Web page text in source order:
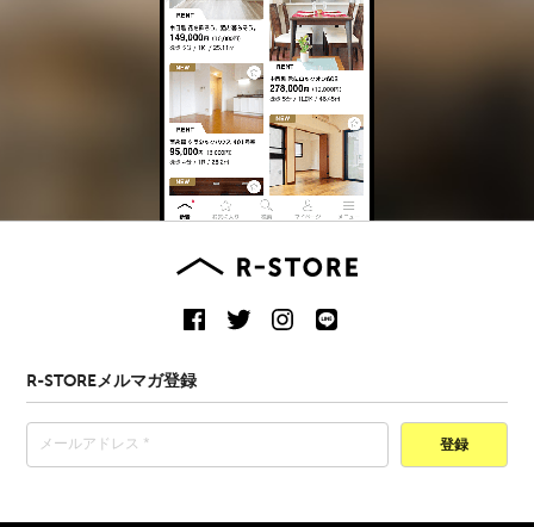
R-STOREメルマガ登録
登録